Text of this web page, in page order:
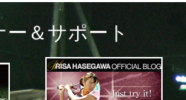
＆サポート